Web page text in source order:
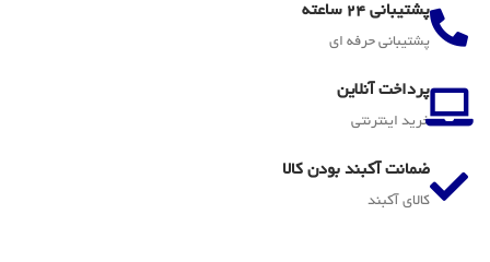
پشتیبانی 24 ساعته
پشتیبانی حرفه ای
پرداخت آنلاین
خرید اینترنتی
ضمانت آکبند بودن کالا
کالای آکبند